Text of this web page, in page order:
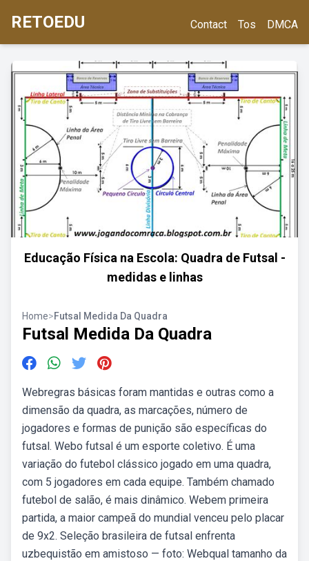
RETOEDU Contact Tos DMCA
Educação Física na Escola: Quadra de Futsal -
medidas e linhas
Home>Futsal Medida Da Quadra
Futsal Medida Da Quadra
Webregras básicas foram mantidas e outras como a
dimensão da quadra, as marcações, número de
jogadores e formas de punição são específicas do
futsal. Webo futsal é um esporte coletivo. É uma
variação do futebol clássico jogado em uma quadra,
com 5 jogadores em cada equipe. Também chamado
futebol de salão, é mais dinâmico. Webem primeira
partida, a maior campeã do mundial venceu pelo placar
de 9x2. Seleção brasileira de futsal enfrenta
uzbequistão em amistoso — foto: Webqual tamanho da